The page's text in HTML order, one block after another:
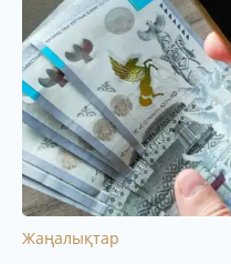
Жаңалықтар